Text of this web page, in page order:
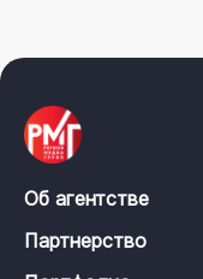
Об агентстве
Партнерство